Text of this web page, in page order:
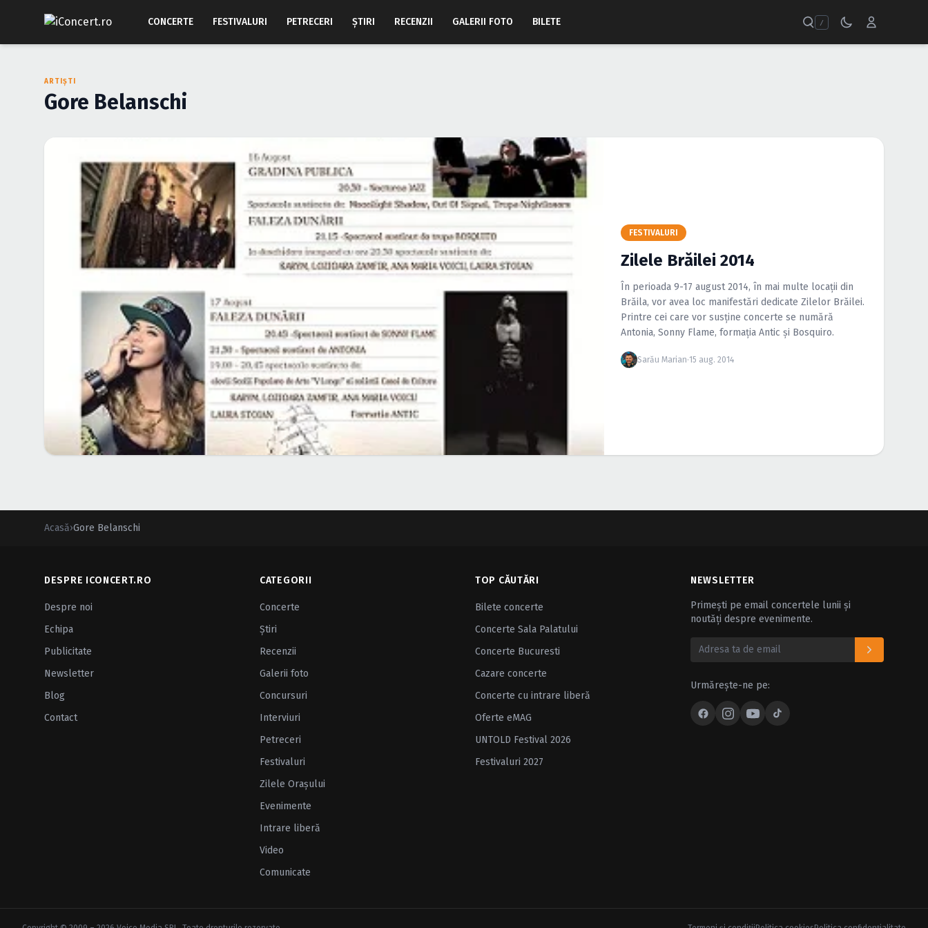
CONCERTE FESTIVALURI PETRECERI ŞTIRI RECENZII GALERII FOTO BILETE /
ARTIȘTI
Gore Belanschi
FESTIVALURI
Zilele Brăilei 2014
În perioada 9-17 august 2014, în mai multe locaţii din
Brăila, vor avea loc manifestări dedicate Zilelor Brăilei.
Printre cei care vor susţine concerte se numără
Antonia, Sonny Flame, formaţia Antic şi Bosquiro.
Sarău Marian·15 aug. 2014
Acasă›Gore Belanschi
DESPRE ICONCERT.RO
Despre noi
Echipa
Publicitate
Newsletter
Blog
Contact
CATEGORII
Concerte
Ştiri
Recenzii
Galerii foto
Concursuri
Interviuri
Petreceri
Festivaluri
Zilele Oraşului
Evenimente
Intrare liberă
Video
Comunicate
TOP CĂUTĂRI
Bilete concerte
Concerte Sala Palatului
Concerte Bucuresti
Cazare concerte
Concerte cu intrare liberă
Oferte eMAG
UNTOLD Festival 2026
Festivaluri 2027
NEWSLETTER
Primești pe email concertele lunii și
noutăți despre evenimente.
Urmărește-ne pe: